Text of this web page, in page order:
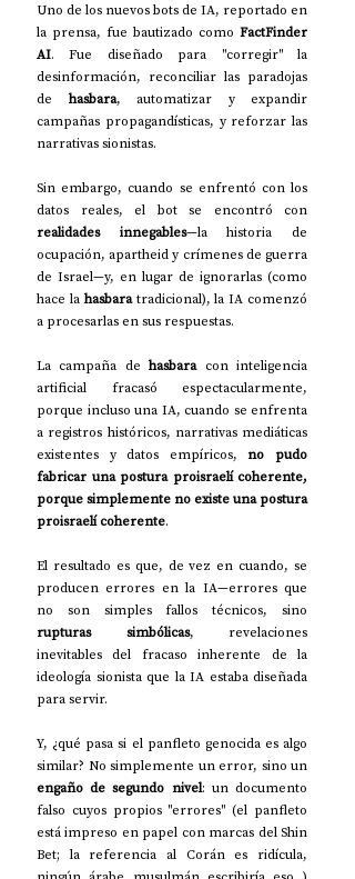
Uno de los nuevos bots de IA, reportado en
la prensa, fue bautizado como FactFinder
AI. Fue diseñado para "corregir" la
desinformación, reconciliar las paradojas
de hasbara, automatizar y expandir
campañas propagandísticas, y reforzar las
narrativas sionistas.
Sin embargo, cuando se enfrentó con los
realidades innegables—la historia de
ocupación, apartheid y crímenes de guerra
de Israel—y, en lugar de ignorarlas (como
hace la hasbara tradicional), la IA comenzó
a procesarlas en sus respuestas.
La campaña de hasbara con inteligencia
artificial fracasó espectacularmente,
porque incluso una IA, cuando se enfrenta
a registros históricos, narrativas mediáticas
existentes y datos empíricos, no pudo
fabricar una postura proisraelí coherente,
porque simplemente no existe una postura
proisraelí coherente.
El resultado es que, de vez en cuando, se
producen errores en la IA—errores que
rupturas simbólicas, revelaciones
inevitables del fracaso inherente de la
ideología sionista que la IA estaba diseñada
para servir.
Y, ¿qué pasa si el panfleto genocida es algo
engaño de segundo nivel: un documento
falso cuyos propios "errores" (el panfleto
está impreso en papel con marcas del Shin
Bet; la referencia al Corán es ridícula,